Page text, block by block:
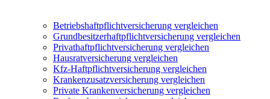
Betriebshaftpflichtversicherung vergleichen
Grundbesitzerhaftpflichtversicherung vergleichen
Privathaftpflichtversicherung vergleichen
Hausratversicherung vergleichen
Kfz-Haftpflichtversicherung vergleichen
Krankenzusatzversicherung vergleichen
Private Krankenversicherung vergleichen